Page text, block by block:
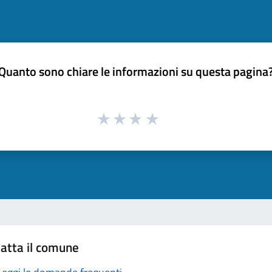
sono chiare le informazioni su questa
il comune